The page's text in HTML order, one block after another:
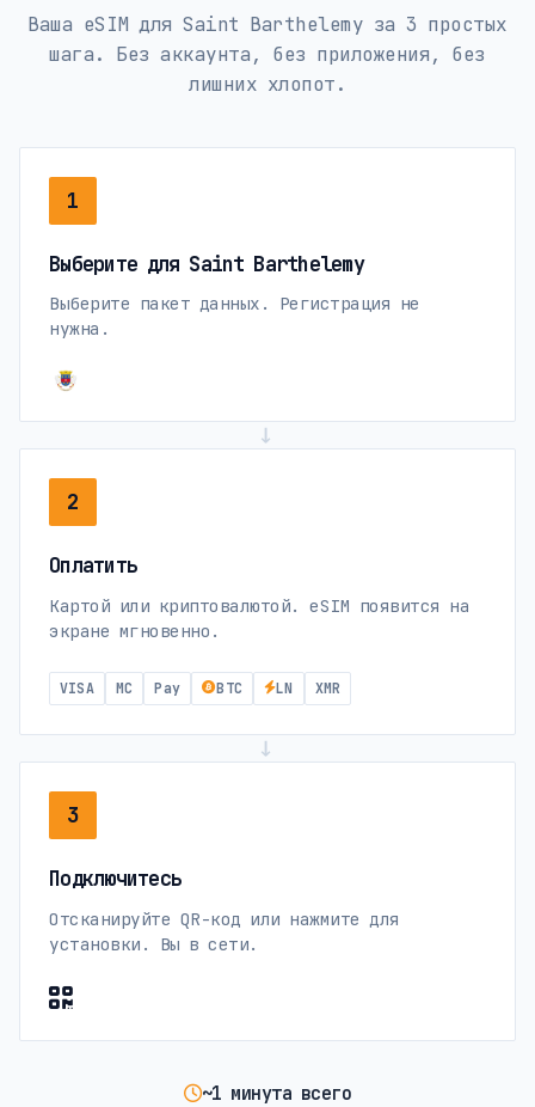
Ваша eSIM для Saint Barthelemy за 3 простых
шага. Без аккаунта, без приложения, без
лишних хлопот.
1
Выберите для Saint Barthelemy
Выберите пакет данных. Регистрация не
нужна.
→
2
Оплатить
Картой или криптовалютой. eSIM появится на
экране мгновенно.
VISA MC Pay BTC LN XMR
→
3
Подключитесь
Отсканируйте QR-код или нажмите для
установки. Вы в сети.
~1 минута всего